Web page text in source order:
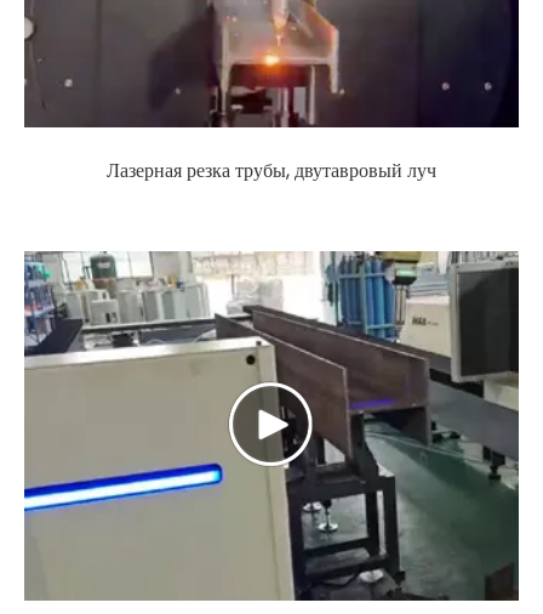
Лазерная резка трубы, двутавровый луч